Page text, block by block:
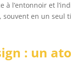
à l’entonnoir et
en un seul
: un